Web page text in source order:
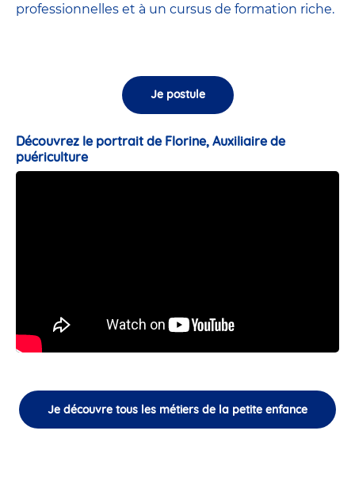
professionnelles et à un cursus de formation riche.
Je postule
Découvrez le portrait de Florine, Auxiliaire de
puériculture
Je découvre tous les métiers de la petite enfance